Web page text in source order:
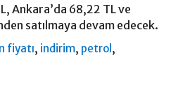
Ankara’da 68,22 TL ve
satılmaya devam edecek.
fiyatı, indirim, petrol ,